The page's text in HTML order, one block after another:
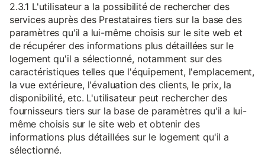
2.3.1 L'utilisateur a la possibilité de rechercher des
services auprès des Prestataires tiers sur la base des
paramètres qu'il a lui-même choisis sur le site web et
de récupérer des informations plus détaillées sur le
logement qu'il a sélectionné, notamment sur des
caractéristiques telles que l'équipement, l'emplacement,
la vue extérieure, l'évaluation des clients, le prix, la
disponibilité, etc. L'utilisateur peut rechercher des
fournisseurs tiers sur la base de paramètres qu'il a lui-
même choisis sur le site web et obtenir des
informations plus détaillées sur le logement qu'il a
sélectionné.